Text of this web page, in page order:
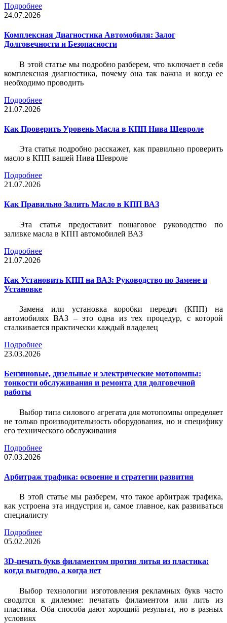
Подробнее
24.07.2026
Комплексная Диагностика Автомобиля: Залог
Долговечности и Безопасности
В этой статье мы подробно разберем, что включает в себя
комплексная диагностика, почему она так важна и когда ее
необходимо проводить
Подробнее
21.07.2026
Как Проверить Уровень Масла в КПП Нива Шевроле
Эта статья подробно расскажет, как правильно проверить
масло в КПП вашей Нива Шевроле
Подробнее
21.07.2026
Как Правильно Залить Масло в КПП ВАЗ
Эта статья предоставит пошаговое руководство по
заливке масла в КПП автомобилей ВАЗ
Подробнее
21.07.2026
Как Установить КПП на ВАЗ: Руководство по Замене и
Установке
Замена или установка коробки передач (КПП) на
автомобилях ВАЗ – это одна из тех процедур, с которой
сталкивается практически каждый владелец
Подробнее
23.03.2026
Бензиновые, дизельные и электрические мотопомпы:
тонкости обслуживания и ремонта для долговечной
работы
Выбор типа силового агрегата для мотопомпы определяет
не только производительность оборудования, но и специфику
его технического обслуживания
Подробнее
07.03.2026
Арбитраж трафика: освоение и стратегии развития
В этой статье мы разберем, что такое арбитраж трафика,
как устроена эта индустрия и, самое главное, как развиваться
специалисту
Подробнее
05.02.2026
3D-печать букв филаментом против литья из пластика:
когда выгодно, а когда нет
Выбор технологии изготовления рекламных букв часто
сводится к дилемме: печатать филаментом или лить из
пластика. Оба способа дают хороший результат, но в разных
условиях